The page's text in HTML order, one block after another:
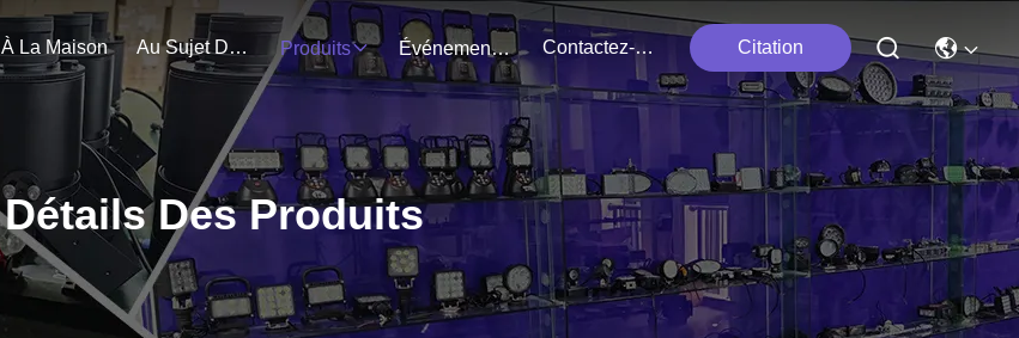
À La Maison Au Sujet De Nous Produits Événements Contactez-Nous Citation
Détails Des Produits